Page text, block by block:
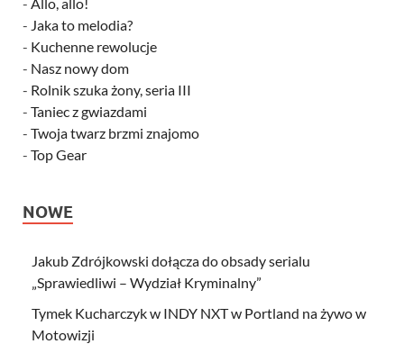
- Jaka to melodia?
- Kuchenne rewolucje
- Nasz nowy dom
- Rolnik szuka żony, seria III
- Taniec z gwiazdami
- Twoja twarz brzmi znajomo
- Top Gear
NOWE
Jakub Zdrójkowski dołącza do obsady serialu
„Sprawiedliwi – Wydział Kryminalny”
Tymek Kucharczyk w INDY NXT w Portland na żywo w
Motowizji